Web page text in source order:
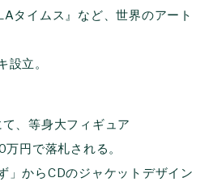
タイムス』など、世界のアート
立。
、等身大フィギュア
円で落札される。
」からCDのジャケットデザイン